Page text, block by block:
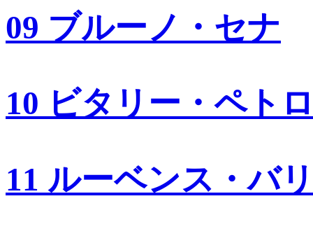
09 ブルーノ・セナ
10 ビタリー・ペト
11 ルーベンス・バ